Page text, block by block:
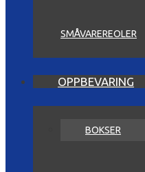
SMÅVAREREOLER
OPPBEVARING
BOKSER